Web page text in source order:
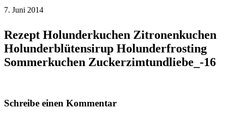
7. Juni 2014
Rezept Holunderkuchen Zitronenkuchen
Holunderblütensirup Holunderfrosting
Sommerkuchen Zuckerzimtundliebe_-16
Schreibe einen Kommentar